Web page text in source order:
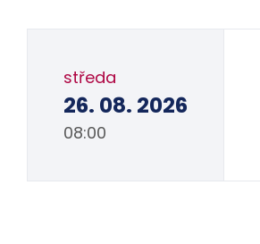
středa
26. 08. 2026
08:00